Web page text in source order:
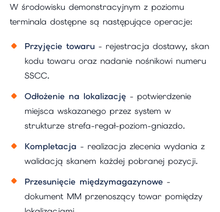
W środowisku demonstracyjnym z poziomu
terminala dostępne są następujące operacje:
Przyjęcie towaru - rejestracja dostawy, skan
kodu towaru oraz nadanie nośnikowi numeru
SSCC.
Odłożenie na lokalizację - potwierdzenie
miejsca wskazanego przez system w
strukturze strefa-regał-poziom-gniazdo.
Kompletacja - realizacja zlecenia wydania z
walidacją skanem każdej pobranej pozycji.
Przesunięcie międzymagazynowe -
dokument MM przenoszący towar pomiędzy